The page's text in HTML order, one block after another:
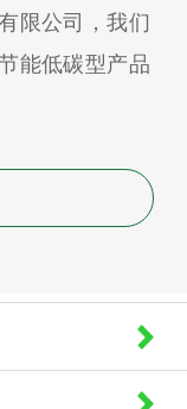
限公司，我们
能低碳型产品